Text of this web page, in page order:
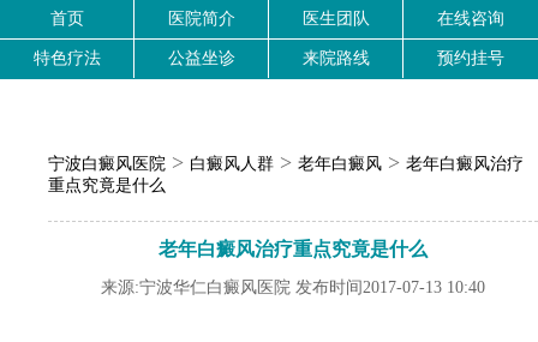
首页 医院简介 医生团队 在线咨询
特色疗法 公益坐诊 来院路线 预约挂号
宁波白癜风医院 > 白癜风人群 > 老年白癜风 > 老年白癜风治疗
重点究竟是什么
老年白癜风治疗重点究竟是什么
来源:宁波华仁白癜风医院 发布时间2017-07-13 10:40